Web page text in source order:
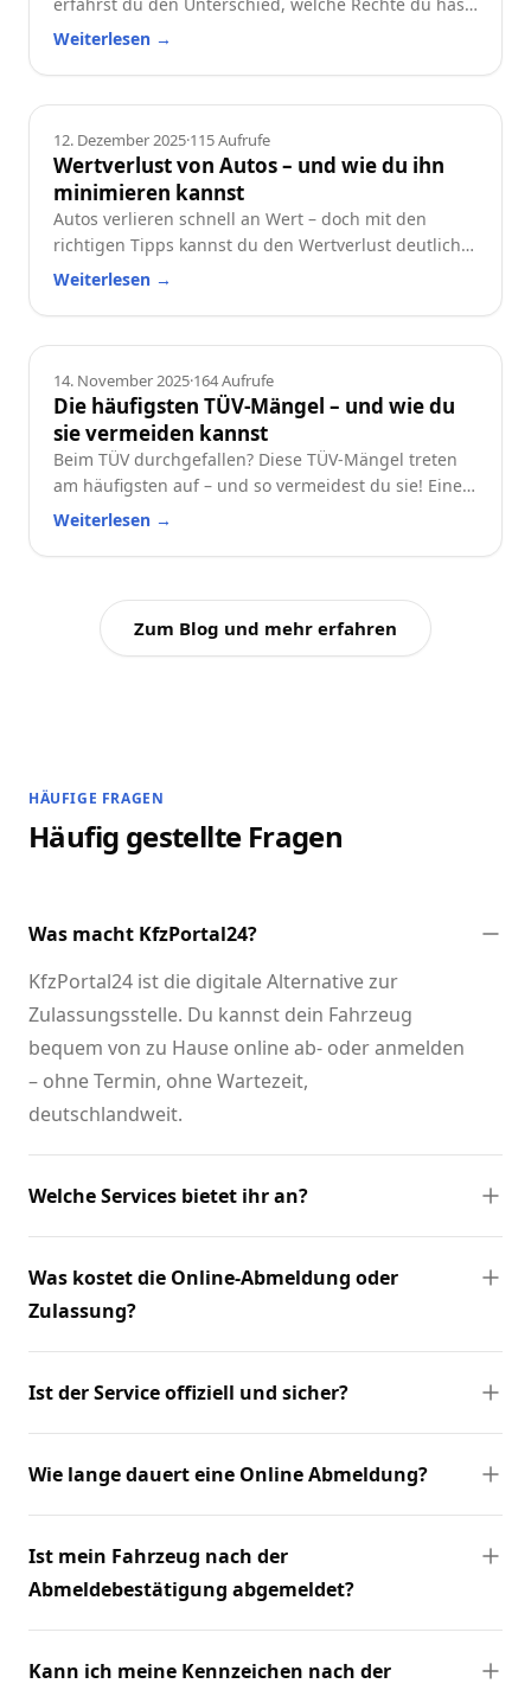
und worauf du beim Neu- oder Gebrauchtwagen
Weiterlesen →
Ratgeber
12. Dezember 2025·115Aufrufe
Wertverlust von Autos – und wie du ihn
minimieren kannst
Autos verlieren schnell an Wert – doch mit den
richtigen Tipps kannst du den Wertverlust deutlich
reduzieren. Erfahre, welche Faktoren besonders
wertstabil hältst.
Weiterlesen →
Ratgeber
14. November 2025·164Aufrufe
Die häufigsten TÜV-Mängel – und wie du
sie vermeiden kannst
Beim TÜV durchgefallen? Diese TÜV-Mängel treten
am häufigsten auf – und so vermeidest du sie! Eine
praktische Checkliste für alle Autofahrer.
Weiterlesen →
Zum Blog und mehr erfahren
HÄUFIGE FRAGEN
Häufig gestellte Fragen
Was macht KfzPortal24?
KfzPortal24 ist die digitale Alternative zur
Zulassungsstelle. Du kannst dein Fahrzeug
bequem von zu Hause online ab- oder anmelden
– ohne Termin, ohne Wartezeit,
deutschlandweit.
Welche Services bietet ihr an?
Was kostet die Online-Abmeldung oder
Zulassung?
Ist der Service offiziell und sicher?
Wie lange dauert eine Online Abmeldung?
Ist mein Fahrzeug nach der
Abmeldebestätigung abgemeldet?
Kann ich meine Kennzeichen nach der